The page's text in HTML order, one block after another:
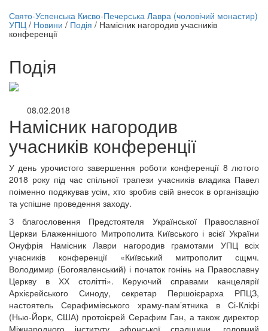
трансляція |
12 вересня
трансляції
онлайн трансляції
Веб-камери
12 сентября 2015Название трансляции
Свято-Успенська Києво-Печерська Лавра (чоловічий монастир)
УПЦ / Новини / Подія / Намісник нагородив учасників
конференції
Подія
08.02.2018
Намісник нагородив
учасників конференції
У день урочистого завершення роботи конференції 8 лютого
2018 року під час спільної трапези учасників владика Павел
поіменно подякував усім, хто зробив свій внесок в організацію
та успішне проведення заходу.
З благословення Предстоятеля Української Православної
Церкви Блаженнішого Митрополита Київського і всієї України
Онуфрія Намісник Лаври нагородив грамотами УПЦ всіх
учасників конференції «Київський митрополит сщмч.
Володимир (Богоявленський) і початок гонінь на Православну
Церкву в ХХ столітті». Керуючий справами канцелярії
Архієрейського Синоду, секретар Першоієрарха РПЦЗ,
настоятель Серафимівського храму-пам’ятника в Сі-Кліфі
(Нью-Йорк, США) протоієрей Серафим Ган, а також директор
Міжнародного інституту афонської спадщини, головний